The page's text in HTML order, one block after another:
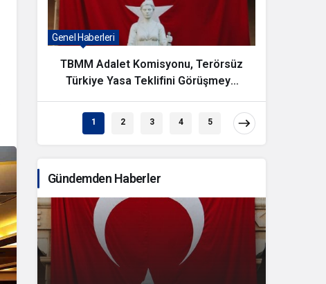
Gece Modu
Gece modunu seçin.
Sistem Modu
Genel Haberleri
TBMM Adalet Komisyonu, Terörsüz
Türkiye Yasa Teklifini Görüşmeye
1 2 3 4 5
Gündemden Haberler